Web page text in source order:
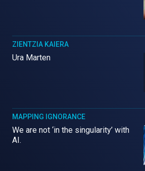
ZIENTZIA KAIERA
Ura Marten
MAPPING IGNORANCE
We are not ‘in the singularity’ with
AI.